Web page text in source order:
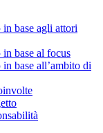
base agli attori
base al focus
base all’ambito di